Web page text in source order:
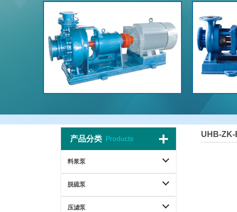
UHB-ZK-
产品分类 Products
料浆泵
脱硫泵
压滤泵